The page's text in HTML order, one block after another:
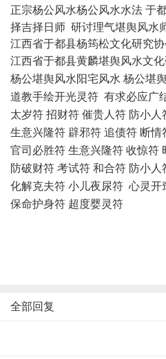
正宗杨公风水杨公风水水法 于
择吉择日师 研讨理气堪舆风水
江西省于都县杨筠松文化研究
江西省于都县黄麟堪舆风水文
杨公堪舆风水阳宅风水 杨公堪
道教手绘开光灵符 有求必应广
太岁符 招财符 催贵人符 防小
生意兴隆符 辟邪符 追债符 断情
官司必胜符 生意兴隆符 收惊符
防破财符 考试符 和合符 防小
化解克夫符 小儿夜尿符 心灵开
保命护身符 超度婴灵符
全部回复